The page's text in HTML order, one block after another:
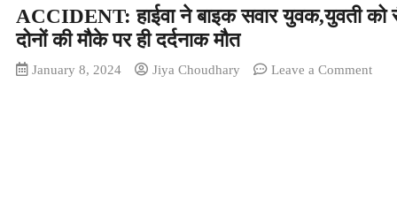
ACCIDENT: हाईवा ने बाइक सवार युवक,युवती को
दोनों की मौके पर ही दर्दनाक मौत
January 8, 2024 Jiya Choudhary Leave a Commenton